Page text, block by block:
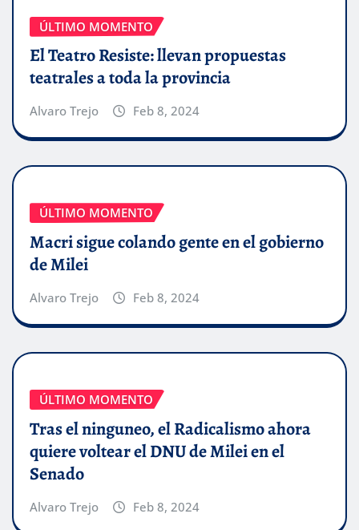
ÚLTIMO MOMENTO
El Teatro Resiste: llevan propuestas
teatrales a toda la provincia
Alvaro Trejo Feb 8, 2024
ÚLTIMO MOMENTO
Macri sigue colando gente en el gobierno
de Milei
Alvaro Trejo Feb 8, 2024
ÚLTIMO MOMENTO
Tras el ninguneo, el Radicalismo ahora
quiere voltear el DNU de Milei en el
Senado
Alvaro Trejo Feb 8, 2024